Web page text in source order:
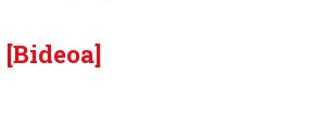
[Bideoa]